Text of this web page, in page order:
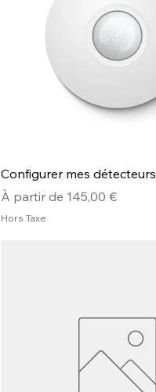
Configurer mes détecteurs
À partir de 145,00 €
Prix promotionnel
Hors Taxe